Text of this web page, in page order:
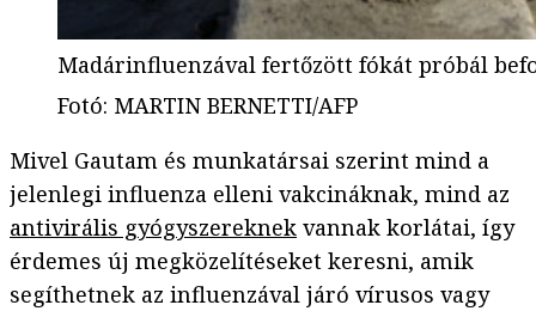
Madárinfluenzával fertőzött fókát próbál
Fotó: MARTIN BERNETTI/AFP
Mivel Gautam és munkatársai szerint mind a
jelenlegi influenza elleni vakcináknak, mind az
antivirális gyógyszereknek vannak korlátai, így
érdemes új megközelítéseket keresni, amik
segíthetnek az influenzával járó vírusos vagy